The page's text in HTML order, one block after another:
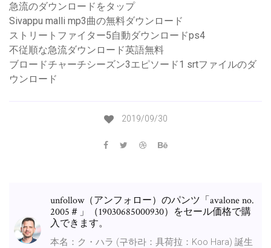
急流のダウンロードをタップ
Sivappu malli mp3曲の無料ダウンロード
ストリートファイター5自動ダウンロードps4
不従順な急流ダウンロード英語無料
ブロードチャーチシーズン3エピソード1 srtファイルのダ
ウンロード
2019/09/30
unfollow（アンフォロー）のパンツ「avalone no.
2005＃」（19030685000930）をセール価格で購
入できます。
本名：ク・ハラ (구하라：具荷拉：Koo Hara) 誕生